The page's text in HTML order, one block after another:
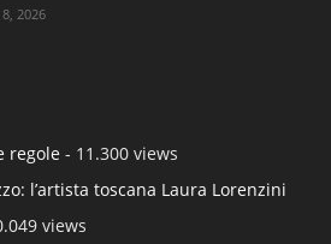
2026
regole - 11.300 views
l’artista toscana Laura Lorenzini
views